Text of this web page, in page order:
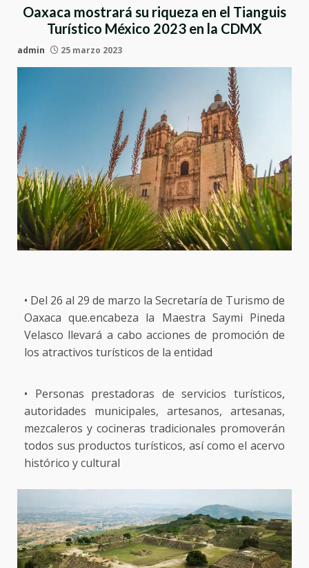
Oaxaca mostrará su riqueza en el Tianguis
Turístico México 2023 en la CDMX
admin 25 marzo 2023
• Del 26 al 29 de marzo la Secretaría de Turismo de
Oaxaca que.encabeza la Maestra Saymi Pineda
Velasco llevará a cabo acciones de promoción de
los atractivos turísticos de la entidad
• Personas prestadoras de servicios turísticos,
autoridades municipales, artesanos, artesanas,
mezcaleros y cocineras tradicionales promoverán
todos sus productos turísticos, así como el acervo
histórico y cultural